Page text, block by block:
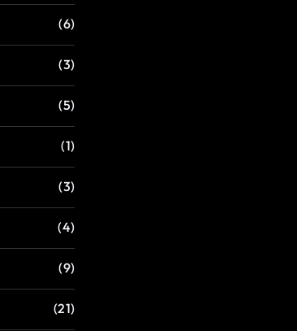
(6)
(3)
(5)
(1)
(3)
(4)
(9)
(21)